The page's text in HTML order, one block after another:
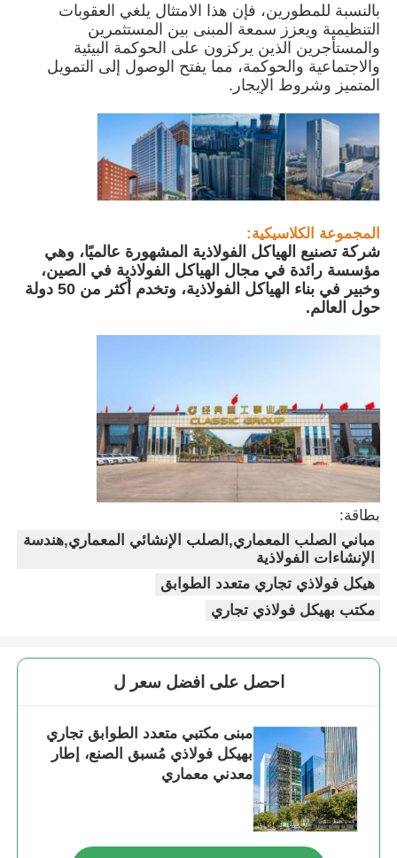
جولة في المعمل
ضبط الجودة
اتصل بنا
أخبار
جميع القضايا
طلب اقتباس
ورشة الهياكل الفولاذية
مستودع الهياكل الصلبة
مخزن الهياكل الفولاذية
هيكل فولاذي ثقيل
هيكل فولاذي بيت الدواجن
هيكل فولاذي متعدد الطوابق
بالنسبة للمطورين، فإن هذا الامتثال يلغي العقوبات
التنظيمية ويعزز سمعة المبنى بين المستثمرين
والمستأجرين الذين يركزون على الحوكمة البيئية
والاجتماعية والحوكمة، مما يفتح الوصول إلى التمويل
المتميز وشروط الإيجار.
المجموعة الكلاسيكية:
شركة تصنيع الهياكل الفولاذية المشهورة عالميًا، وهي
مؤسسة رائدة في مجال الهياكل الفولاذية في الصين،
وخبير في بناء الهياكل الفولاذية، وتخدم أكثر من 50 دولة
حول العالم.
بطاقة:
مباني الصلب المعماري,الصلب الإنشائي المعماري,هندسة
الإنشاءات الفولاذية
هيكل فولاذي تجاري متعدد الطوابق
مكتب بهيكل فولاذي تجاري
احصل على افضل سعر ل
مبنى مكتبي متعدد الطوابق تجاري
بهيكل فولاذي مُسبق الصنع، إطار
معدني معماري